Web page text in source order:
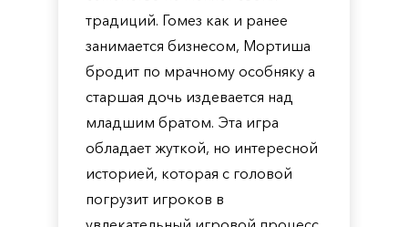
традиций. Гомез как и ранее
занимается бизнесом, Мортиша
бродит по мрачному особняку а
старшая дочь издевается над
младшим братом. Эта игра
обладает жуткой, но интересной
историей, которая с головой
погрузит игроков в